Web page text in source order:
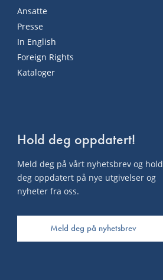
Ansatte
Presse
In English
Foreign Rights
Kataloger
Hold deg oppdatert!
Meld deg på vårt nyhetsbrev og hold
deg oppdatert på nye utgivelser og
nyheter fra oss.
Meld deg på nyhetsbrev